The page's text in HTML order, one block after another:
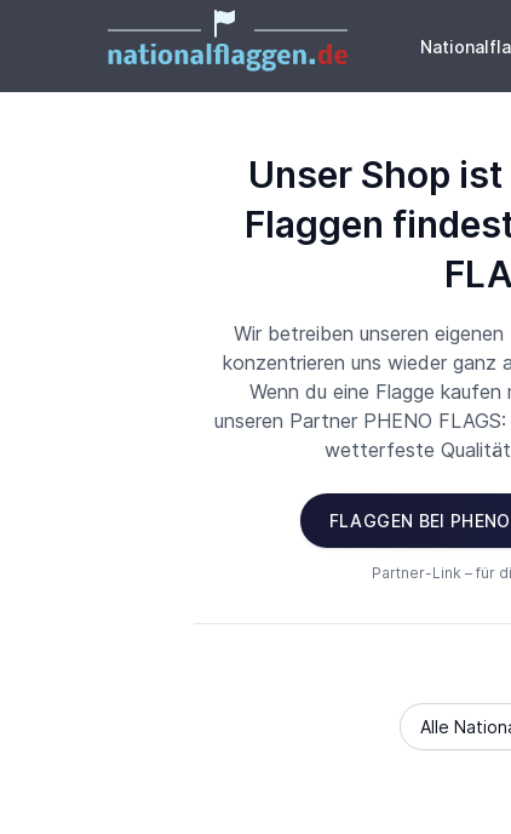
Unser Shop
Flaggen
Wir betreiben unseren
konzentrieren uns wieder ganz
Wenn du eine Flagge
unseren Partner PHENO
wetterfeste
FLAGGEN BEI
Partner-Link – für
Alle